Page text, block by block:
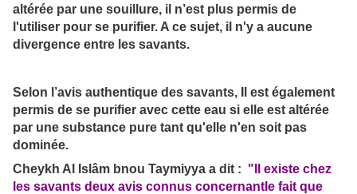
altérée par une souillure, il n’est plus permis de
l'utiliser pour se purifier. A ce sujet, il n'y a aucune
divergence entre les savants.
Selon l’avis authentique des savants, Il est également
permis de se purifier avec cette eau si elle est altérée
par une substance pure tant qu'elle n'en soit pas
dominée.
Cheykh Al Islâm bnou Taymiyya a dit : "Il existe chez
les savants deux avis connus concernantle fait que